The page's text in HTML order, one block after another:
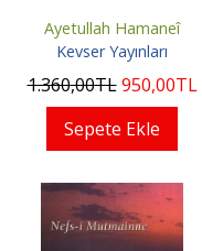
Ayetullah Hamaneî
Kevser Yayınları
1.360,00TL 950,00TL
Sepete Ekle